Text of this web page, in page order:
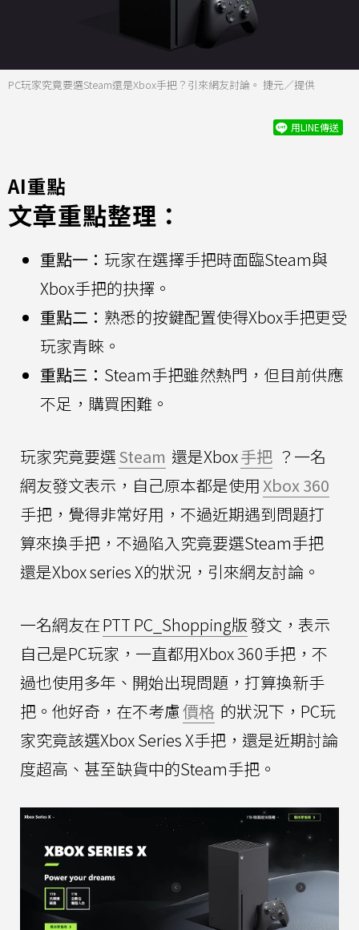
PC玩家究竟要選Steam還是Xbox手把？引來網友討論。 捷元／提供
用LINE傳送
AI重點
文章重點整理：
重點一： 玩家在選擇手把時面臨Steam與
Xbox手把的抉擇。
重點二： 熟悉的按鍵配置使得Xbox手把更受
玩家青睞。
重點三： Steam手把雖然熱門，但目前供應
不足，購買困難。
玩家究竟要選Steam 還是Xbox手把 ？一名
網友發文表示，自己原本都是使用 Xbox 360
手把，覺得非常好用，不過近期遇到問題打
算來換手把，不過陷入究竟要選Steam手把
還是Xbox series X的狀況，引來網友討論。
一名網友在PTT PC_Shopping版發文，表示
自己是PC玩家，一直都用Xbox 360手把，不
過也使用多年、開始出現問題，打算換新手
把。他好奇，在不考慮價格 的狀況下，PC玩
家究竟該選Xbox Series X手把，還是近期討論
度超高、甚至缺貨中的Steam手把。